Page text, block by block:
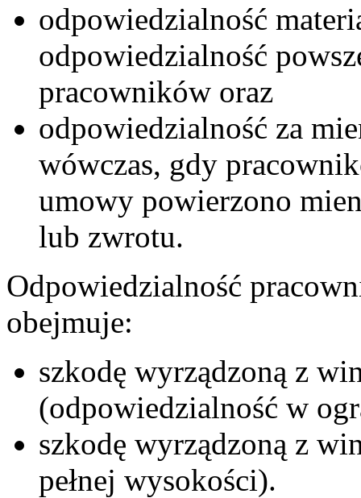
odpowiedzialność
odpowiedzialność
pracowników oraz
odpowiedzialność za
wówczas, gdy
umowy powierzono
lub zwrotu.
Odpowiedzialność
obejmuje:
szkodę wyrządzoną z
(odpowiedzialność w
szkodę wyrządzoną z
pełnej wysokości).